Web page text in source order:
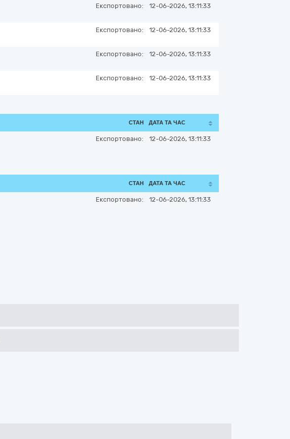
Експортовано: 12-06-2026, 13:11:33
Експортовано: 12-06-2026, 13:11:33
Експортовано: 12-06-2026, 13:11:33
Експортовано: 12-06-2026, 13:11:33
СТАН ДАТА ТА ЧАС
Експортовано: 12-06-2026, 13:11:33
СТАН ДАТА ТА ЧАС
Експортовано: 12-06-2026, 13:11:33